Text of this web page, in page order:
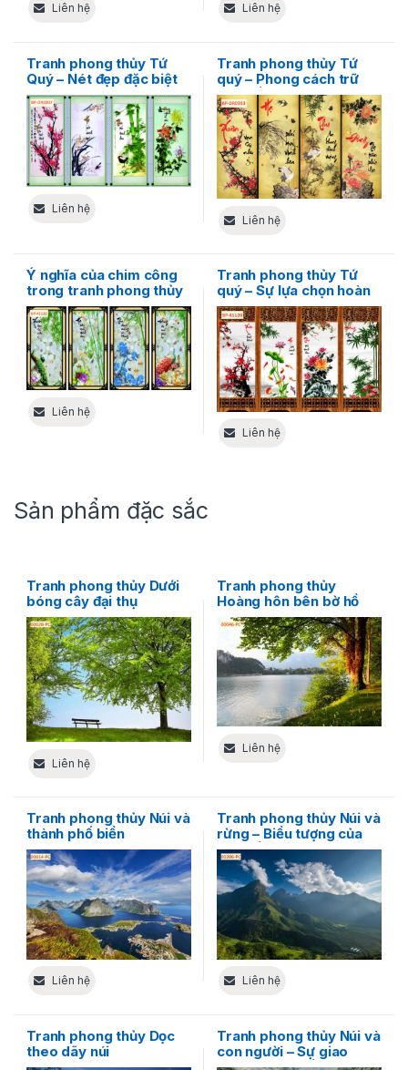
Liên hệ Liên hệ
Tranh phong thủy Tứ
Quý – Nét đẹp đặc biệt
của thiên nhiên
Liên hệ
Tranh phong thủy Tứ
quý – Phong cách trữ
tình bốn mùa độc đáo
Liên hệ
Ý nghĩa của chim công
trong tranh phong thủy
Tứ Quý
Liên hệ
Tranh phong thủy Tứ
quý – Sự lựa chọn hoàn
hảo cho phòng khách
của bạn
Liên hệ
Sản phẩm đặc sắc
Tranh phong thủy Dưới
bóng cây đại thụ
Liên hệ
Tranh phong thủy
Hoàng hôn bên bờ hồ
Liên hệ
Tranh phong thủy Núi và
thành phố biển
Liên hệ
Tranh phong thủy Núi và
rừng – Biểu tượng của
sức sống và sự trường
tồn
Liên hệ
Tranh phong thủy Dọc
theo dãy núi
Tranh phong thủy Núi và
con người – Sự giao